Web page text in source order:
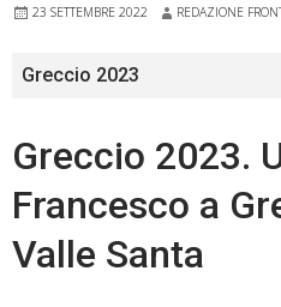
23 SETTEMBRE 2022 REDAZIONE
Greccio 2023
Greccio 2023.
Francesco a
Valle Santa